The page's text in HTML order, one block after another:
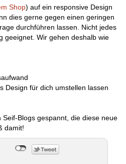
Shop) auf ein responsive Design
dies gerne gegen einen geringen
durchführen lassen. Nicht jedes
geeignet. Wir gehen deshalb wie
Design für dich umstellen lassen
Blogs gespannt, die diese neue
damit!